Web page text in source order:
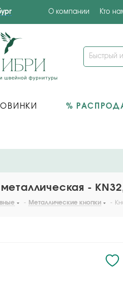
О компании Кто
%
-
- Металлические кнопки -